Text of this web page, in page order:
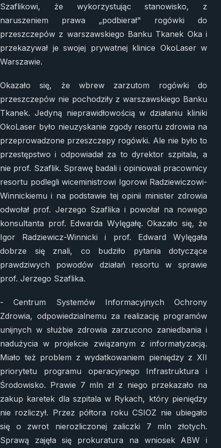
Szaflikowi, że wykorzystując stanowisko, z
naruszeniem prawa „podbierał" rogówki do
przeszczepów z warszawskiego Banku Tkanek Oka i
przekazywał je swojej prywatnej klinice OkoLaser w
Warszawie.
Okazało się, że wbrew zarzutom rogówki do
przeszczepów nie pochodziły z warszawskiego Banku
Tkanek. Jedyną nieprawidłowością w działaniu kliniki
OkoLaser było nieuzyskanie zgody resortu zdrowia na
przeprowadzone przeszczepy rogówki. Ale nie było to
przestępstwo i odpowiadał za to dyrektor szpitala, a
nie prof. Szaflik. Sprawę badali i opiniowali pracownicy
resortu podlegli wiceministrowi Igorowi Radziewiczowi-
Winnickiemu i na podstawie tej opinii minister zdrowia
odwołał prof. Jerzego Szaflika i powołał na nowego
konsultanta prof. Edwarda Wylęgałę. Okazało się, że
Igor Radziewicz-Winnicki i prof. Edward Wylęgała
dobrze się znali, co budziło pytania dotyczące
prawdziwych powodów działań resortu w sprawie
prof. Jerzego Szaflika.
- Centrum Systemów Informacyjnych Ochrony
Zdrowia, odpowiedzialnemu za realizację programów
unijnych w służbie zdrowia zarzucono zaniedbania i
nadużycia w projekcie związanym z informatyzacją.
Miało też problem z wydatkowaniem pieniędzy z XII
priorytetu programu operacyjnego Infrastruktura i
Środowisko. Prawie 7 mln zł z niego przekazało na
zakup karetek dla szpitala w Rykach, który pieniędzy
nie rozliczył. Przez półtora roku CSIOZ nie ubiegało
się o zwrot nierozliczonej zaliczki 7 mln złotych.
Sprawą zajęła się prokuratura na wniosek ABW i